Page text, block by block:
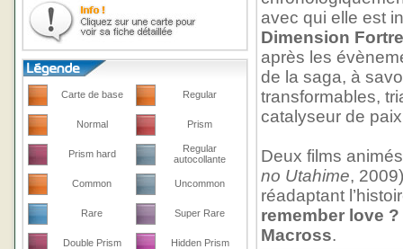
Carte de base Regular
Normal Prism
Prism hard
Regular
autocollante
Common Uncommon
Rare Super Rare
Double Prism Hidden Prism
avec qui elle est
Dimension
après les
de la saga, à
transformables,
catalyseur de
Deux films
no Utahime,
réadaptant
remember love ?
Macross.